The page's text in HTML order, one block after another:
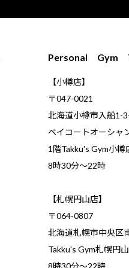
Personal Gym
【小樽店】
〒047-0021
北海道小樽市入船1-
ベイコートオーシャ
1階Takku's Gym小樽
​8時30分～22時
【札幌円山店】
〒064-0807
北海道札幌市中央区
Takku's Gym札幌円
8時30分～22時